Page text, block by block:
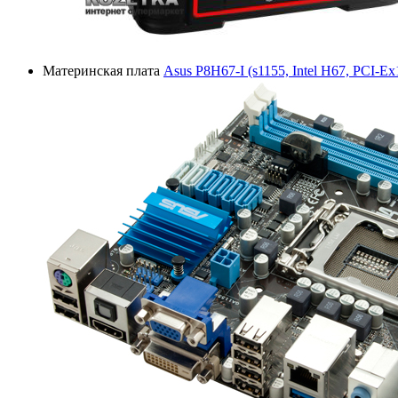
Материнская плата Asus P8H67-I (s1155, Intel H67, PCI-